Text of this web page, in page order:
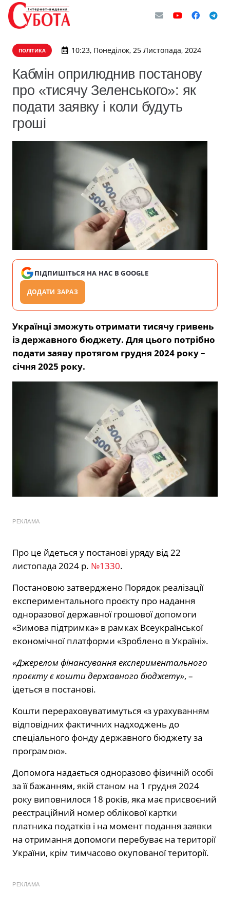
ПОЛІТИКА 10:23, Понеділок, 25 Листопада, 2024
Кабмін оприлюднив постанову
про «тисячу Зеленського»: як
подати заявку і коли будуть
гроші
ПІДПИШІТЬСЯ НА НАС В GOOGLE
ДОДАТИ ЗАРАЗ
Українці зможуть отримати тисячу гривень
із державного бюджету. Для цього потрібно
подати заяву протягом грудня 2024 року –
січня 2025 року.
РЕКЛАМА
Про це йдеться у постанові уряду від 22
листопада 2024 р. №1330.
Постановою затверджено Порядок реалізації
експериментального проєкту про надання
одноразової державної грошової допомоги
«Зимова підтримка» в рамках Всеукраїнської
економічної платформи «Зроблено в Україні».
«Джерелом фінансування експериментального
проєкту є кошти державного бюджету», –
ідеться в постанові.
Кошти перераховуватимуться «з урахуванням
відповідних фактичних надходжень до
спеціального фонду державного бюджету за
програмою».
Допомога надається одноразово фізичній особі
за її бажанням, якій станом на 1 грудня 2024
року виповнилося 18 років, яка має присвоєний
реєстраційний номер облікової картки
платника податків і на момент подання заявки
на отримання допомоги перебуває на території
України, крім тимчасово окупованої території.
РЕКЛАМА